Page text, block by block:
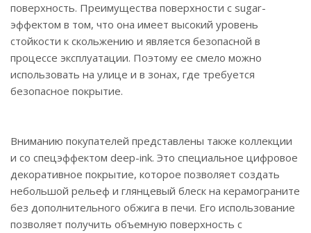
поверхность. Преимущества поверхности с sugar-
эффектом в том, что она имеет высокий уровень
стойкости к скольжению и является безопасной в
процессе эксплуатации. Поэтому ее смело можно
использовать на улице и в зонах, где требуется
безопасное покрытие.
Вниманию покупателей представлены также коллекции
и со спецэффектом deep-ink. Это специальное цифровое
декоративное покрытие, которое позволяет создать
небольшой рельеф и глянцевый блеск на керамограните
без дополнительного обжига в печи. Его использование
позволяет получить объемную поверхность с